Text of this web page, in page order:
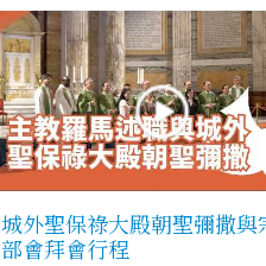
城外聖保祿大殿朝聖彌撒與
部會拜會行程